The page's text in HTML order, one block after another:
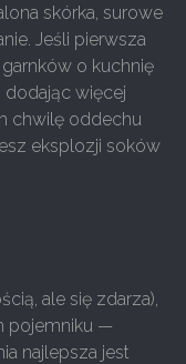
skórka, surowe
Jeśli pierwsza
o kuchnię
więcej
chwilę oddechu
eksplozji soków
ale się zdarza),
pojemniku —
najlepsza jest